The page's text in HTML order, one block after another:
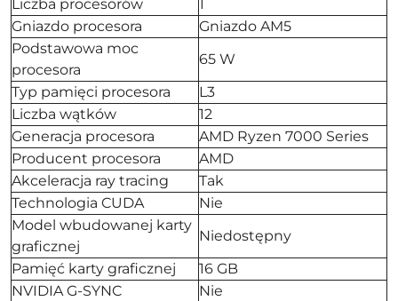
Liczba procesorów
1
Gniazdo procesora
Gniazdo AM5
Podstawowa moc
procesora
65 W
Typ pamięci procesora
L3
Liczba wątków
12
Generacja procesora
AMD Ryzen 7000 Series
Producent procesora
AMD
Akceleracja ray tracing
Tak
Technologia CUDA
Nie
Model wbudowanej karty
graficznej
Niedostępny
Pamięć karty graficznej
16 GB
NVIDIA G-SYNC
Nie